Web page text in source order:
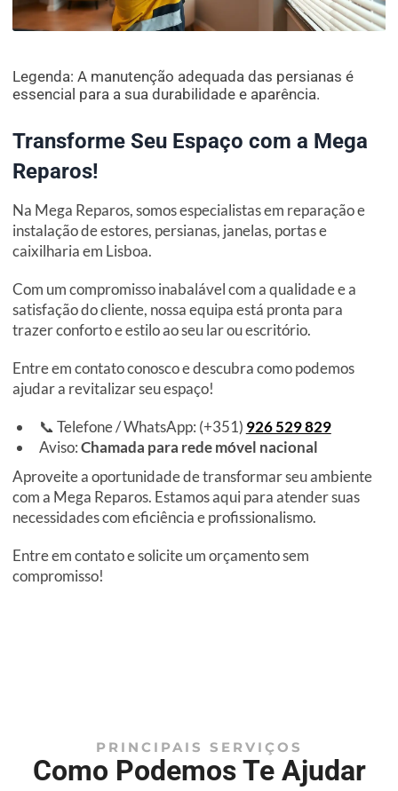
Legenda: A manutenção adequada das persianas é
essencial para a sua durabilidade e aparência.
Transforme Seu Espaço com a Mega
Reparos!
Na Mega Reparos, somos especialistas em reparação e
instalação de estores, persianas, janelas, portas e
caixilharia em Lisboa.
Com um compromisso inabalável com a qualidade e a
satisfação do cliente, nossa equipa está pronta para
trazer conforto e estilo ao seu lar ou escritório.
Entre em contato conosco e descubra como podemos
ajudar a revitalizar seu espaço!
📞 Telefone / WhatsApp: (+351) 926 529 829
Aviso:Chamada para rede móvel nacional
Aproveite a oportunidade de transformar seu ambiente
com a Mega Reparos. Estamos aqui para atender suas
necessidades com eficiência e profissionalismo.
Entre em contato e solicite um orçamento sem
compromisso!
PRINCIPAIS SERVIÇOS
Como Podemos Te Ajudar